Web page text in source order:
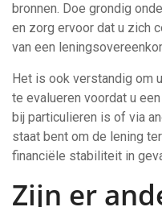
bronnen. Doe grondig
en zorg ervoor dat u zich
van een
Het is ook verstandig om
te evalueren voordat u
bij particulieren is of via
staat bent om de lening
financiële stabiliteit in
Zijn er